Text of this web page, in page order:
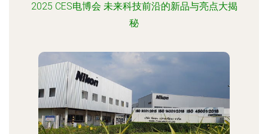
2025 CES电博会 未来科技前沿的新品与亮点大揭
秘